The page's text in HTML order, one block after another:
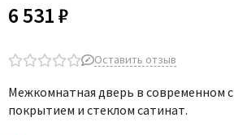
Bravo
Comaglio
Comit
6 531 ₽
Оставить отзыв
Межкомнатная дверь в современном
покрытием и стеклом сатинат.